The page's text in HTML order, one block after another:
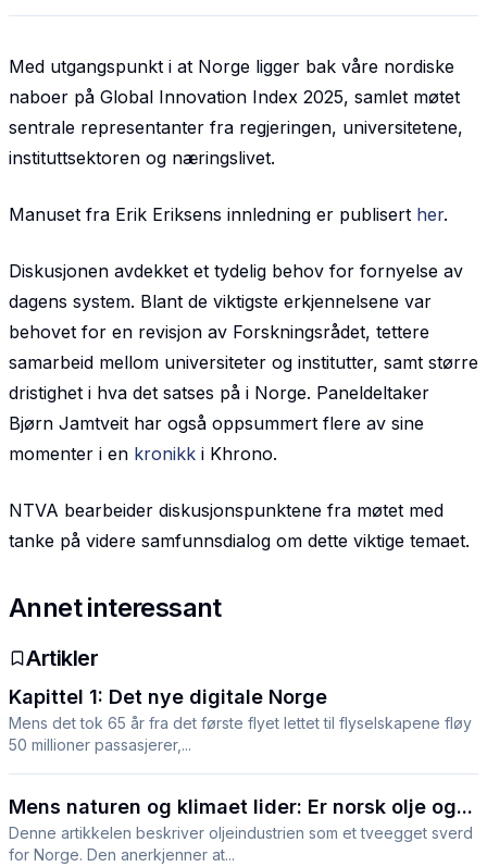
Med utgangspunkt i at Norge ligger bak våre nordiske
naboer på Global Innovation Index 2025, samlet møtet
sentrale representanter fra regjeringen, universitetene,
instituttsektoren og næringslivet.
Manuset fra Erik Eriksens innledning er publisert her.
Diskusjonen avdekket et tydelig behov for fornyelse av
dagens system. Blant de viktigste erkjennelsene var
behovet for en revisjon av Forskningsrådet, tettere
samarbeid mellom universiteter og institutter, samt større
dristighet i hva det satses på i Norge. Paneldeltaker
Bjørn Jamtveit har også oppsummert flere av sine
momenter i en kronikk i Khrono.
NTVA bearbeider diskusjonspunktene fra møtet med
tanke på videre samfunnsdialog om dette viktige temaet.
Annet interessant
Artikler
Kapittel 1: Det nye digitale Norge
Mens det tok 65 år fra det første flyet lettet til flyselskapene fløy
50 millioner passasjerer,...
Mens naturen og klimaet lider: Er norsk olje og...
Denne artikkelen beskriver oljeindustrien som et tveegget sverd
for Norge. Den anerkjenner at...